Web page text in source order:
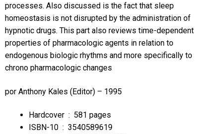
processes. Also discussed is the fact that sleep
homeostasis is not disrupted by the administration of
hypnotic drugs. This part also reviews time-dependent
properties of pharmacologic agents in relation to
endogenous biologic rhythms and more specifically to
chrono­ pharmacologic changes
por Anthony Kales (Editor) – 1995
Hardcover ‏ : ‎ 581 pages
ISBN-10 ‏ : ‎ 3540589619